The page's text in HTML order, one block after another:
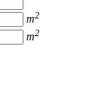
m2
m2